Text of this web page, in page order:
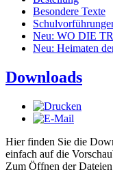
Besondere Texte
Neu: WO DIE
Neu: Heimaten
Downloads
Hier finden Sie die
einfach auf die
Zum Öffnen der